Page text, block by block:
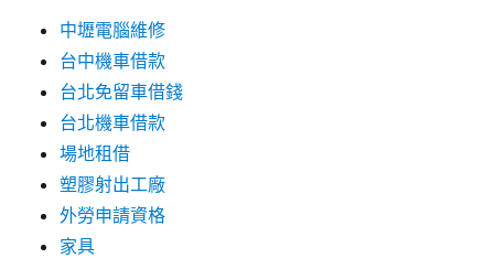
中壢電腦維修
台中機車借款
台北免留車借錢
台北機車借款
場地租借
塑膠射出工廠
外勞申請資格
家具